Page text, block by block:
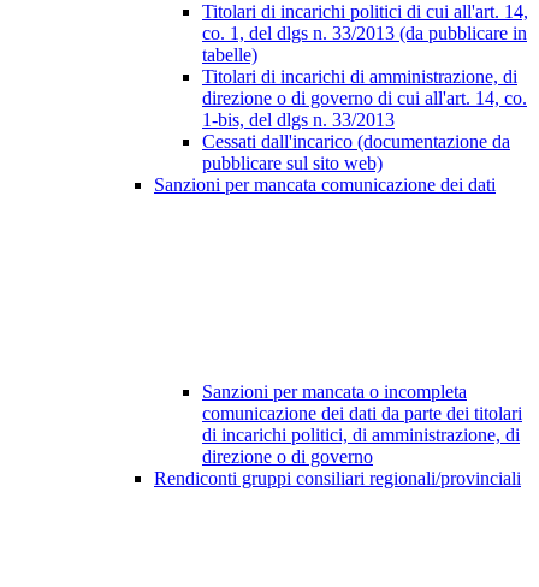
Titolari di incarichi politici di cui all'art. 14,
co. 1, del dlgs n. 33/2013 (da pubblicare in
tabelle)
Titolari di incarichi di amministrazione, di
direzione o di governo di cui all'art. 14, co.
1-bis, del dlgs n. 33/2013
Cessati dall'incarico (documentazione da
pubblicare sul sito web)
Sanzioni per mancata comunicazione dei dati
Sanzioni per mancata o incompleta
comunicazione dei dati da parte dei titolari
di incarichi politici, di amministrazione, di
direzione o di governo
Rendiconti gruppi consiliari regionali/provinciali